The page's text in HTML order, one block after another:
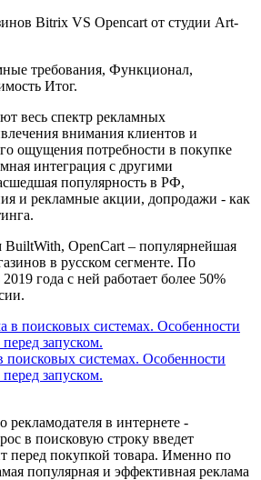
Bitrix VS Opencart от студии Art-
требования, Функционал,
Итог.
весь спектр рекламных
внимания клиентов и
ощущения потребности в покупке
интеграция с другими
популярность в РФ,
и рекламные акции, допродажи - как
OpenCart – популярнейшая
в русском сегменте. По
года с ней работает более 50%
поисковых системах. Особенности
запуском.
рекламодателя в интернете -
в поисковую строку введет
перед покупкой товара. Именно по
популярная и эффективная реклама